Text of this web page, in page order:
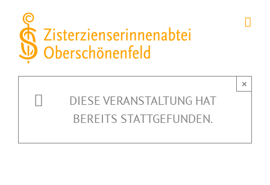
Inhalt
springen
DIESE VERANSTALTUNG HAT
BEREITS STATTGEFUNDEN.
×